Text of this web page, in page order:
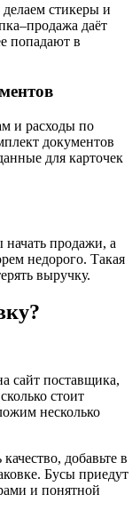
стикеры и
даёт
попадают в
и расходы по
документов
для карточек
продажи, а
недорого. Такая
выручку.
сайт поставщика,
стоит
несколько
добавьте в
Бусы приедут
и понятной